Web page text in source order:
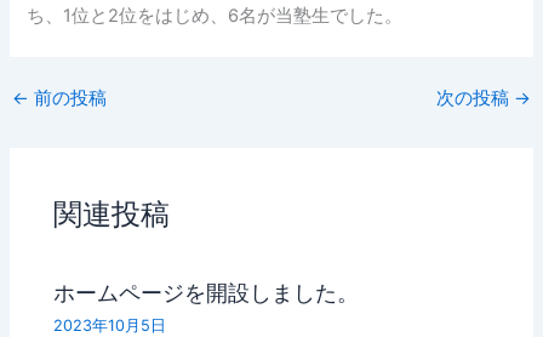
ち、1位と2位をはじめ、6名が当塾生でした。
← 前の投稿 次の投稿 →
関連投稿
ホームページを開設しました。
2023年10月5日